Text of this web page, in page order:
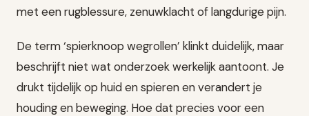
met een rugblessure, zenuwklacht of langdurige pijn.
De term ‘spierknoop wegrollen’ klinkt duidelijk, maar
beschrijft niet wat onderzoek werkelijk aantoont. Je
drukt tijdelijk op huid en spieren en verandert je
houding en beweging. Hoe dat precies voor een